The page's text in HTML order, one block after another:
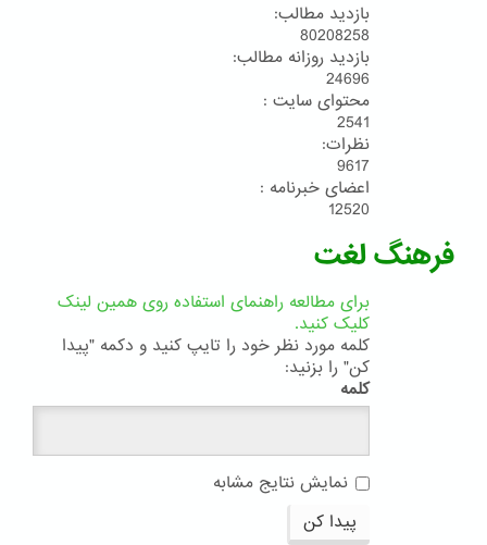
بازدید مطالب:
80208258
بازدید روزانه مطالب:
24696
محتوای سایت :
2541
نظرات:
9617
اعضای خبرنامه :
12520
فرهنگ لغت
برای مطالعه راهنمای استفاده روی همین لینک
کلیک کنید.
کلمه مورد نظر خود را تایپ کنید و دکمه "پیدا
کن" را بزنید:
کلمه
نمایش نتایج مشابه
پیدا کن